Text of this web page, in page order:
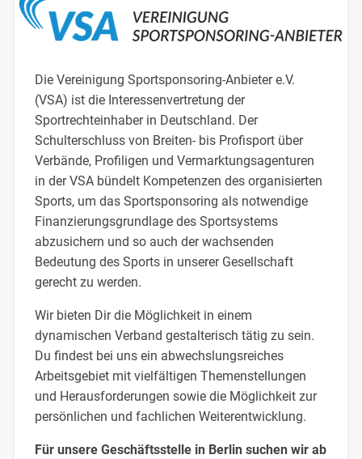
Die Vereinigung Sportsponsoring-Anbieter e.V.
(VSA) ist die Interessenvertretung der
Sportrechteinhaber in Deutschland. Der
Schulterschluss von Breiten- bis Profisport über
Verbände, Profiligen und Vermarktungsagenturen
in der VSA bündelt Kompetenzen des organisierten
Sports, um das Sportsponsoring als notwendige
Finanzierungsgrundlage des Sportsystems
abzusichern und so auch der wachsenden
Bedeutung des Sports in unserer Gesellschaft
gerecht zu werden.
Wir bieten Dir die Möglichkeit in einem
dynamischen Verband gestalterisch tätig zu sein.
Du findest bei uns ein abwechslungsreiches
Arbeitsgebiet mit vielfältigen Themenstellungen
und Herausforderungen sowie die Möglichkeit zur
persönlichen und fachlichen Weiterentwicklung.
Für unsere Geschäftsstelle in Berlin suchen wir ab